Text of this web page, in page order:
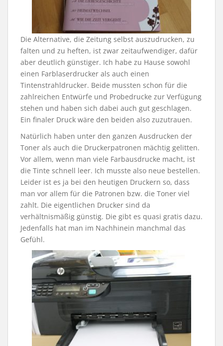
Die Alternative, die Zeitung selbst auszudrucken, zu
falten und zu heften, ist zwar zeitaufwendiger, dafür
aber deutlich günstiger. Ich habe zu Hause sowohl
einen Farblaserdrucker als auch einen
Tintenstrahldrucker. Beide mussten schon für die
zahlreichen Entwürfe und Probedrucke zur Verfügung
stehen und haben sich dabei auch gut geschlagen.
Ein finaler Druck wäre den beiden also zuzutrauen.
Natürlich haben unter den ganzen Ausdrucken der
Toner als auch die Druckerpatronen mächtig gelitten.
Vor allem, wenn man viele Farbausdrucke macht, ist
die Tinte schnell leer. Ich musste also neue bestellen.
Leider ist es ja bei den heutigen Druckern so, dass
man vor allem für die Patronen bzw. die Toner viel
zahlt. Die eigentlichen Drucker sind da
verhältnismäßig günstig. Die gibt es quasi gratis dazu.
Jedenfalls hat man im Nachhinein manchmal das
Gefühl.